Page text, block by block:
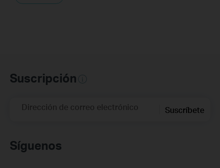
Suscripción
Dirección de correo electrónico Suscríbete
Síguenos